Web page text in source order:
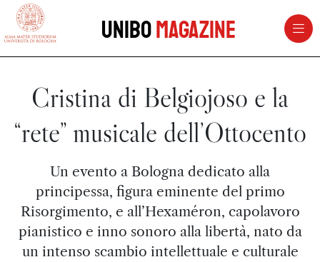
vai al contenuto della pagina
UniboMagazine
Cristina di Belgiojoso e la
“rete” musicale dell’Ottocento
Un evento a Bologna dedicato alla
principessa, figura eminente del primo
Risorgimento, e all’Hexaméron, capolavoro
pianistico e inno sonoro alla libertà, nato da
un intenso scambio intellettuale e culturale